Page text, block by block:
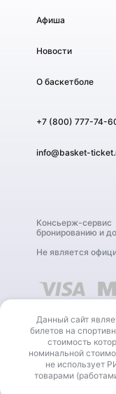
Афиша
Новости
О баскетболе
+7 (800) 777-74-
info@basket-
Консьерж-
бронированию и
Не является
В своей
лиц, не связан
владельцев РИД.
Данный сайт
билетов на
стоимость
номинальной
не использует
товарами